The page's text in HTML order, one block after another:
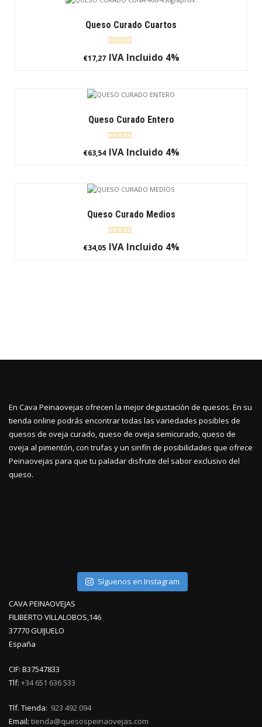
Queso Curado Cuartos
Rated
0
€17,27 IVA Incluido 4%
Queso Curado Entero
Rated
0
€63,54 IVA Incluido 4%
Queso Curado Medios
Rated
0
€34,05 IVA Incluido 4%
En Cava Peinaovejas ofrecen la mejor degustación de quesos. En su
tienda online podrás encontrar todas las variedades posibles de
quesos de oveja curado, queso de oveja semicurado, queso de
oveja al pimentón, con trufas y un sinfín de posibilidades que ofrece
Peinaovejas para que tu paladar disfrute del sabor exclusivo del
queso.
Síguenos en Instagram
CAVA PEINAOVEJAS
FILIBERTO VILLALOBOS,146
37770 GUIJUELO
España
CIF: B37547833
Tlf: +34 651 636 533
Tlf. Tienda: 923 492 094
Email: tienda@quesospeinaovejas.com